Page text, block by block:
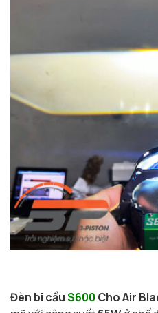
Đèn bi cầuS600 Cho Air